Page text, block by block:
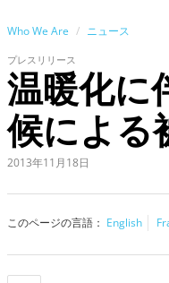
Who We Are ニュース
プレスリリース
温暖化に
候による
2013年11月18日
このページの言語： English